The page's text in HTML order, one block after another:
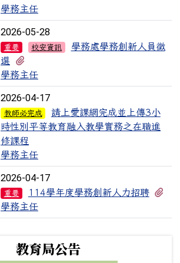
學務主任
2026-05-28
重要 校安資訊
學務處學務創新人員徵
選
學務主任
2026-04-17
教師必完成
請上愛課網完成並上傳3小
時性別平等教育融入教學實務之在職進
修課程
學務主任
2026-04-17
重要 114學年度學務創新人力招聘
學務主任
教育局公告